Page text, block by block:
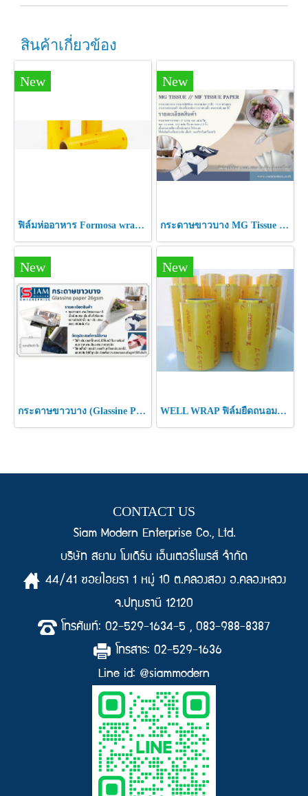
สินค้าเกี่ยวข้อง
New
ฟิล์มห่ออาหาร Formosa wrap 9 ไมครอน
New
กระดาษขาวบาง MG Tissue paper 14 แกรม // MF Tissue paper 17 แกรม
New
กระดาษขาวบาง (Glassine Paper) กระดาษแก้วขุ่น
New
WELL WRAP ฟิล์มยืดถนอมอาหาร เวล แร็ป ฟิล์มยืดหุ้มห่ออาหาร PVC cling film
CONTACT US
Siam Modern Enterprise Co., Ltd.
บริษัท สยาม โมเดิร์น เอ็นเตอร์ไพรส์ จำกัด
44/41 ซอยไอยรา 1 หมู่ 10 ต.คลองสอง อ.คลองหลวง
จ.ปทุมธานี 12120
โทรศัพท์: 02-529-1634-5 , 083-988-8387
โทรสาร: 02-529-1636
Line id: @siammodern